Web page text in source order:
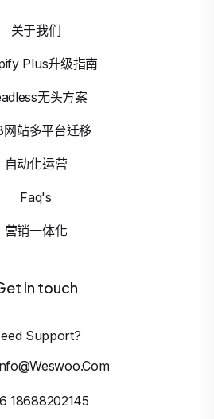
关于我们
Plus升级指南
无头方案
网站多平台迁移
自动化运营
Faq's
营销一体化
In touch
Support?
18688202145